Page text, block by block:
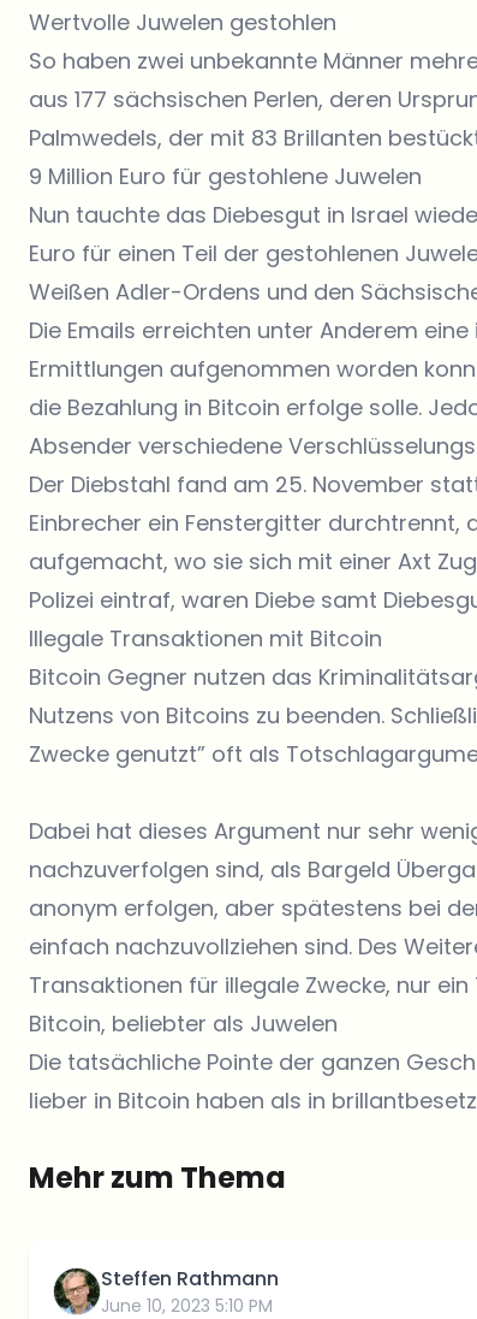
Wertvolle Juwelen gestohlen
So haben zwei unbekannte Männer
aus 177 sächsischen Perlen, deren
Palmwedels, der mit 83 Brillanten
9 Million Euro für gestohlene Juwelen
Nun tauchte das Diebesgut in Israel
Euro für einen Teil der gestohlenen
Weißen Adler-Ordens und den
Die Emails erreichten unter Anderem
Ermittlungen aufgenommen worden
die Bezahlung in Bitcoin erfolge solle.
Absender verschiedene
Der Diebstahl fand am 25. November
Einbrecher ein Fenstergitter durchtrennt,
aufgemacht, wo sie sich mit einer Axt
Polizei eintraf, waren Diebe samt
Illegale Transaktionen mit Bitcoin
Bitcoin Gegner nutzen das
Nutzens von Bitcoins zu beenden.
Zwecke genutzt” oft als
Dabei hat dieses Argument nur sehr
nachzuverfolgen sind, als Bargeld
anonym erfolgen, aber spätestens bei
einfach nachzuvollziehen sind. Des
Transaktionen für illegale Zwecke, nur
Bitcoin, beliebter als Juwelen
Die tatsächliche Pointe der ganzen
lieber in Bitcoin haben als in
Mehr zum Thema
Steffen Rathmann
June 10, 2023 5:10 PM